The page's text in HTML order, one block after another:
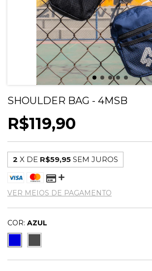
SHOULDER BAG - 4MSB
R$119,90
2 X DE R$59,95 SEM JUROS
VER MEIOS DE PAGAMENTO
COR: AZUL